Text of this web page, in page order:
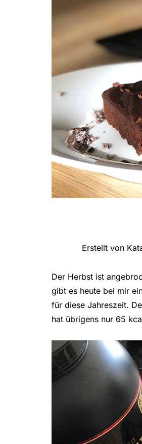
Erstellt von
Der Herbst ist
gibt es heute bei mir
für diese Jahreszeit.
hat übrigens nur 65